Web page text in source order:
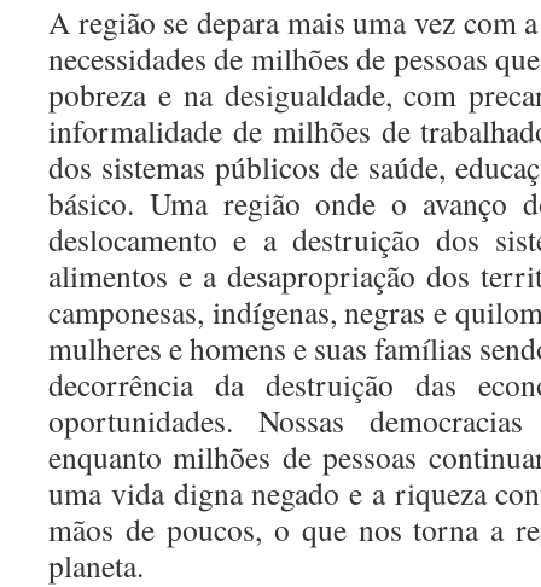
A região se depara mais uma vez com
necessidades de milhões de pessoas
pobreza e na desigualdade, com
informalidade de milhões de
dos sistemas públicos de saúde,
básico. Uma região onde o avanço
deslocamento e a destruição dos
alimentos e a desapropriação dos
camponesas, indígenas, negras e
mulheres e homens e suas famílias
decorrência da destruição das
oportunidades. Nossas
enquanto milhões de pessoas
uma vida digna negado e a riqueza
mãos de poucos, o que nos torna a
planeta.